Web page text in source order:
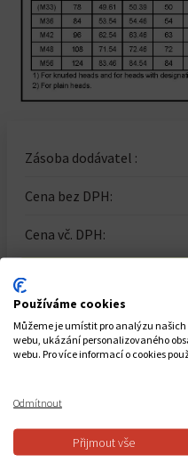
Zásoba dodávatel :
Cena bez DPH:
Cena vč. DPH:
Počet kusů
-
Používáme cookies
Můžeme je umístit pro analýzu
webu, ukázání personalizovaného
webu. Pro více informací o cookies
Odmítnout
Přijmout vše